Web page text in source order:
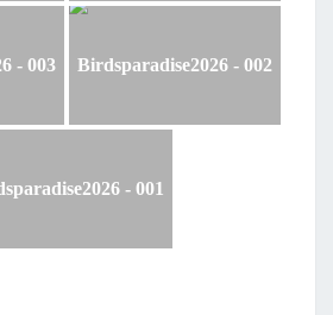
- 003 Birdsparadise2026 - 002
- 001